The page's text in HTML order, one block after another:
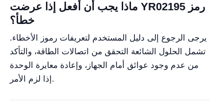
ماذا يجب أن أفعل إذا عرضت YR02195 رمز
خطأ؟
يرجى الرجوع إلى دليل المستخدم لتعريفات رموز الأخطاء.
تشمل الحلول الشائعة التحقق من اتصالات الطاقة، والتأكد
من عدم وجود عوائق أمام الجهاز، وإعادة معايرة الوحدة
إذا لزم الأمر.